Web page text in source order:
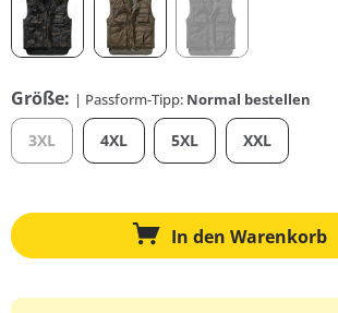
Größe: | Passform-Tipp: Normal bestellen
3XL 4XL 5XL XXL
In den Warenkorb